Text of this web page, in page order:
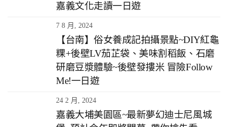
嘉義文化走讀一日遊
7 8 月, 2024
【台南】俗女養成記拍攝景點~DIY紅龜
粿+後壁LV茄芷袋、美味割稻飯、石磨
研磨豆漿體驗~後壁發摟米 冒險Follow
Me!一日遊
24 2 月, 2024
嘉義大埔美園區~最新夢幻迪士尼風城